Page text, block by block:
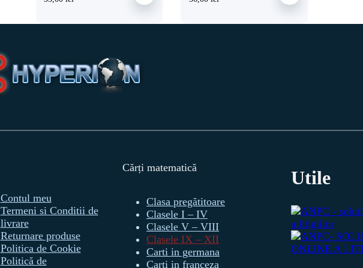
Contul meu
Termeni si Conditii de
livrare
Returnare produse
Politica de Cookie
Politică de
Cărți matematică
Clasa pregătitoare
Clasele I – IV
Clasele V – VIII
Clasele IX – XII
Carti in germana
Carti in franceza
Utile